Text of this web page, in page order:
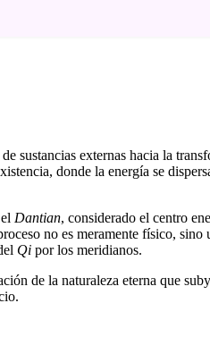
sustancias externas hacia la
donde la energía se
Dantian, considerado el centro
no es meramente físico,
Qi por los meridianos.
de la naturaleza eterna que